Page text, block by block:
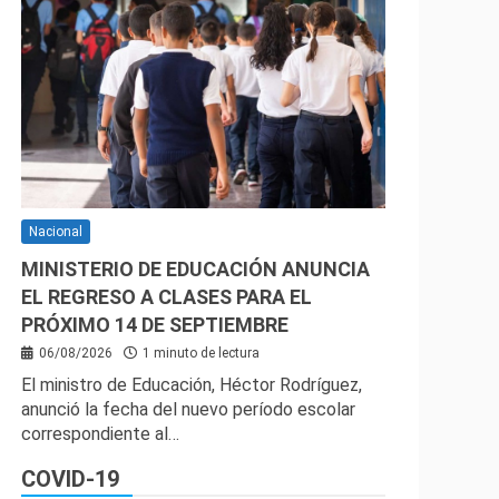
Nacional
MINISTERIO DE EDUCACIÓN ANUNCIA
EL REGRESO A CLASES PARA EL
PRÓXIMO 14 DE SEPTIEMBRE
06/08/2026 1 minuto de lectura
El ministro de Educación, Héctor Rodríguez,
anunció la fecha del nuevo período escolar
correspondiente al…
COVID-19